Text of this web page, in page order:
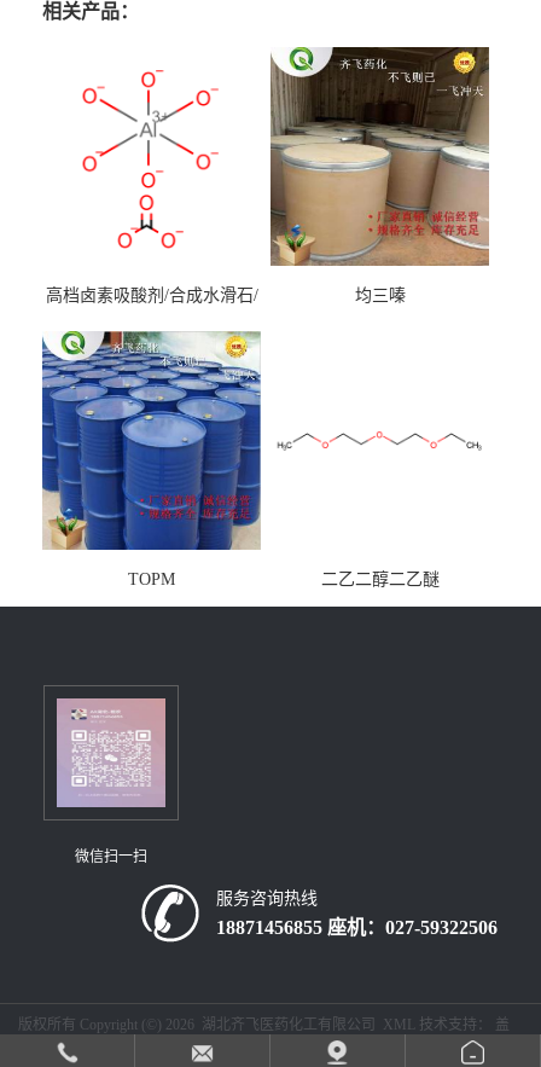
相关产品：
高档卤素吸酸剂/合成水滑石/
均三嗪
TOPM 二乙二醇二乙醚
微信扫一扫
服务咨询热线
18871456855 座机：027-59322506
版权所有 Copyright (©) 2026 湖北齐飞医药化工有限公司 XML 技术支持： 盖
德化工网